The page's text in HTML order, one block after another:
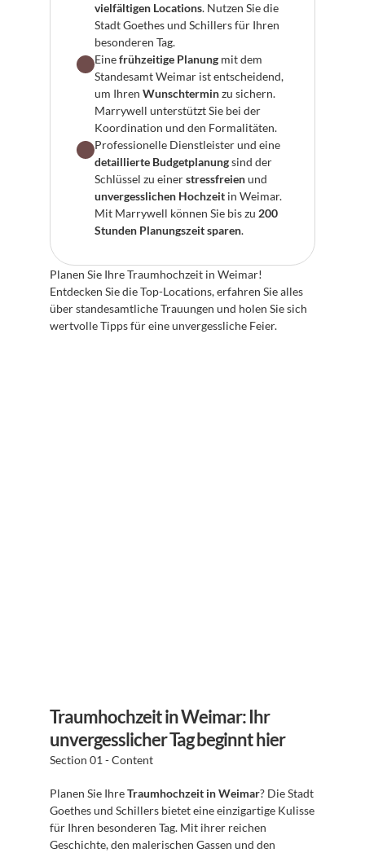
vielfältigen Locations. Nutzen Sie die
Stadt Goethes und Schillers für Ihren
besonderen Tag.
Eine frühzeitige Planung mit dem
Standesamt Weimar ist entscheidend,
um Ihren Wunschtermin zu sichern.
Marrywell unterstützt Sie bei der
Koordination und den Formalitäten.
detaillierte Budgetplanung sind der
Schlüssel zu einer stressfreien
unvergesslichen Hochzeit in Weimar.
Mit Marrywell können Sie bis zu 200
Stunden Planungszeit sparen.
Planen Sie Ihre Traumhochzeit in Weimar!
Entdecken Sie die Top-Locations, erfahren Sie alles
über standesamtliche Trauungen und holen Sie sich
wertvolle Tipps für eine unvergessliche Feier.
Traumhochzeit in Weimar: Ihr
unvergesslicher Tag beginnt hier
Section 01 - Content
Planen Sie Ihre Traumhochzeit in Weimar? Die Stadt
Goethes und Schillers bietet eine einzigartige Kulisse
für Ihren besonderen Tag. Mit ihrer reichen
Geschichte, den malerischen Gassen und den